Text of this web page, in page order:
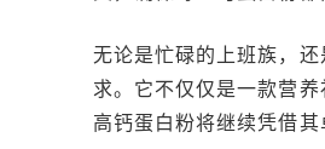
无论是忙碌的上班族，
求。它不仅仅是一款营
高钙蛋白粉将继续凭借